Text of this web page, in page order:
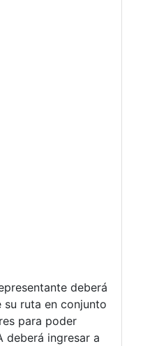
deberá
ruta en conjunto
para poder
deberá ingresar a